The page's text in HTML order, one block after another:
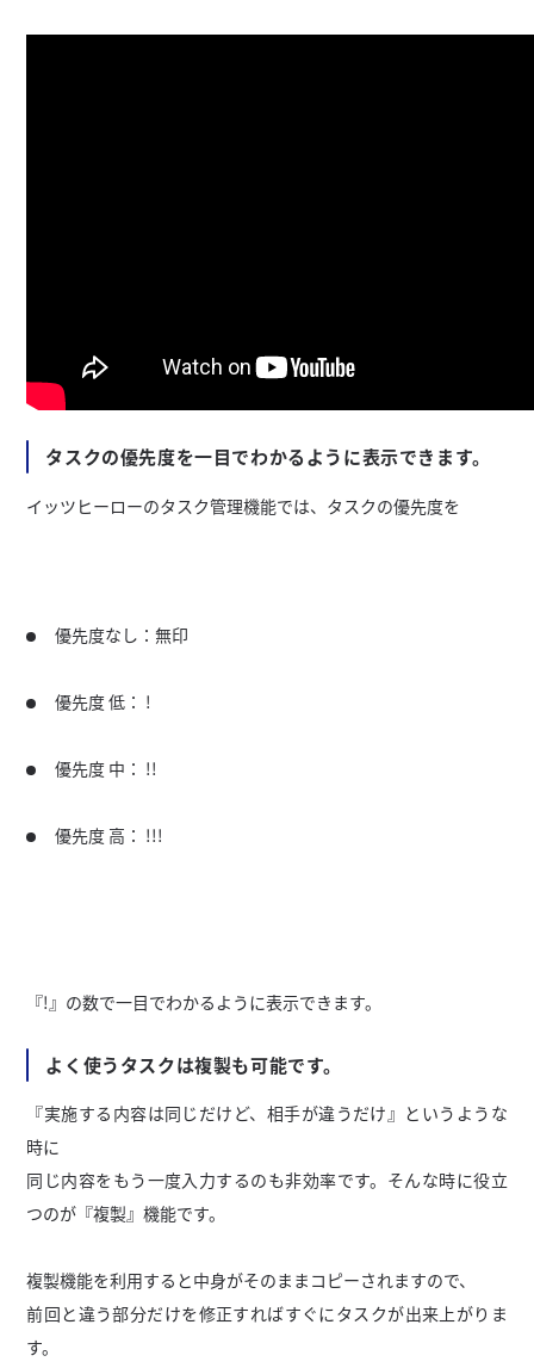
タスクの優先度を一目でわかるように表示できます。
イッツヒーローのタスク管理機能では、タスクの優先度を
優先度なし：無印
優先度 低： !
優先度 中： !!
優先度 高： !!!
『!』の数で一目でわかるように表示できます。
よく使うタスクは複製も可能です。
『実施する内容は同じだけど、相手が違うだけ』というような
時に
同じ内容をもう一度入力するのも非効率です。そんな時に役立
つのが『複製』機能です。
複製機能を利用すると中身がそのままコピーされますので、
前回と違う部分だけを修正すればすぐにタスクが出来上がりま
す。